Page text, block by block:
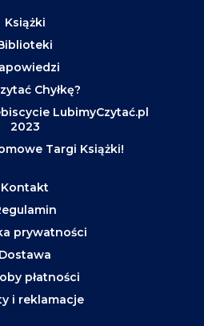
Książki
Chyłkę?
LubimyCzytać.pl
2023
Targi Książki!
Kontakt
prywatności
Dostawa
płatności
i reklamacje